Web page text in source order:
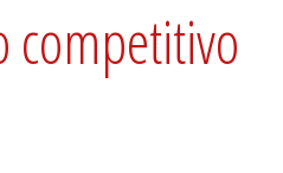
competitivo